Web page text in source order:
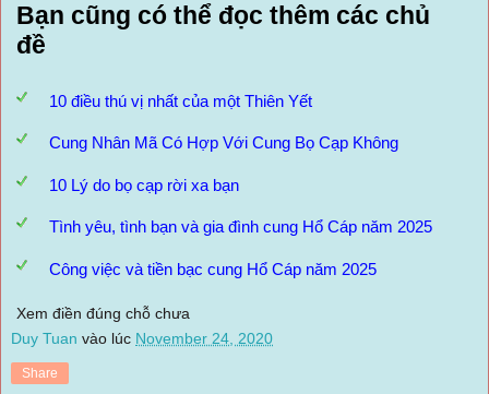
Bạn cũng có thể đọc thêm các chủ
đề
10 điều thú vị nhất của một Thiên Yết
Cung Nhân Mã Có Hợp Với Cung Bọ Cạp Không
10 Lý do bọ cạp rời xa bạn
Tình yêu, tình bạn và gia đình cung Hổ Cáp năm 2025
Công việc và tiền bạc cung Hổ Cáp năm 2025
Xem điền đúng chỗ chưa
Duy Tuan vào lúc November 24, 2020
Share